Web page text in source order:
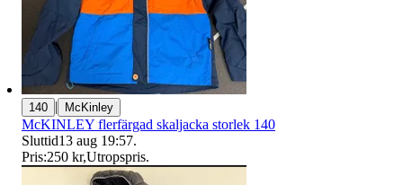
140 | McKinley
McKINLEY flerfärgad skaljacka storlek 140
Sluttid13 aug 19:57.
Pris:250 kr,Utropspris.